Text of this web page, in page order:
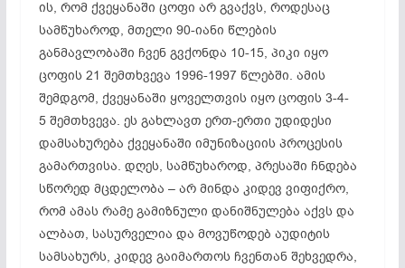
ის, რომ ქვეყანაში ცოფი არ გვაქვს, როდესაც
სამწუხაროდ, მთელი 90-იანი წლების
განმავლობაში ჩვენ გვქონდა 10-15, პიკი იყო
ცოფის 21 შემთხვევა 1996-1997 წლებში. ამის
შემდგომ, ქვეყანაში ყოველთვის იყო ცოფის 3-4-
5 შემთხვევა. ეს გახლავთ ერთ-ერთი უდიდესი
დამსახურება ქვეყანაში იმუნიზაციის პროცესის
გამართვისა. დღეს, სამწუხაროდ, პრესაში ჩნდება
სწორედ მცდელობა – არ მინდა კიდევ ვიფიქრო,
რომ ამას რამე გამიზნული დანიშნულება აქვს და
ალბათ, სასურველია და მოვუწოდებ აუდიტის
სამსახურს, კიდევ გაიმართოს ჩვენთან შეხვედრა,